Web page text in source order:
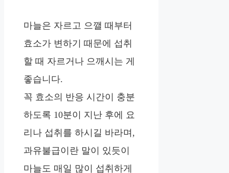
마늘은 자르고 으깰 때부터
효소가 변하기 때문에 섭취
할 때 자르거나 으깨시는 게
좋습니다.
꼭 효소의 반응 시간이 충분
하도록 10분이 지난 후에 요
리나 섭취를 하시길 바라며,
과유불급이란 말이 있듯이
마늘도 매일 많이 섭취하게